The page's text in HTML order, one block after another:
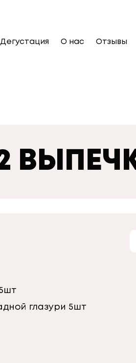
Дегустация О нас Отзывы
глазури 5шт